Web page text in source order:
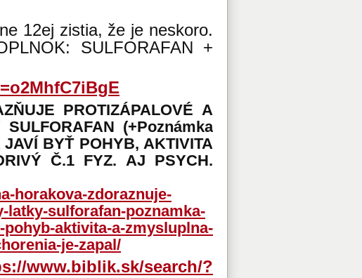
12ej zistia, že je neskoro.
SULFORAFAN +
PROTIZÁPALOVÉ A
(+Poznámka
BYŤ POHYB, AKTIVITA
Č.1 FYZ. AJ PSYCH.
horakova-zdoraznuje-
sulforafan-poznamka-
aktivita-a-zmysluplna-
je-zapal/
www.biblik.sk/search/?